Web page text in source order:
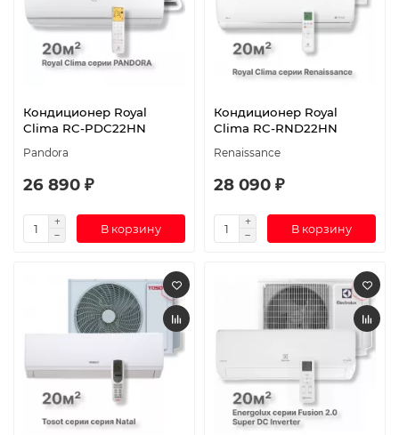
Кондиционер Royal
Clima RC-PDC22HN
Pandora
26 890 ₽
В корзину
Кондиционер Royal
Clima RC-RND22HN
Renaissance
28 090 ₽
В корзину